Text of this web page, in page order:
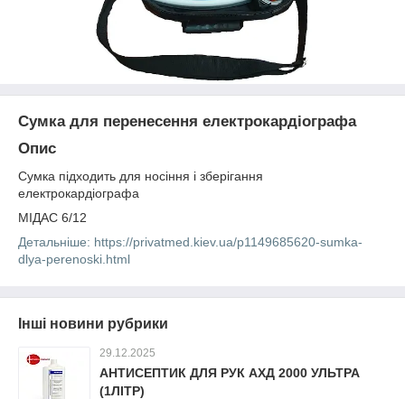
Сумка для перенесення електрокардіографа
Опис
Сумка підходить для носіння і зберігання
електрокардіографа
МІДАС 6/12
Детальніше: https://privatmed.kiev.ua/p1149685620-sumka-
dlya-perenoski.html
Інші новини рубрики
29.12.2025
АНТИСЕПТИК ДЛЯ РУК АХД 2000 УЛЬТРА
(1ЛІТР)